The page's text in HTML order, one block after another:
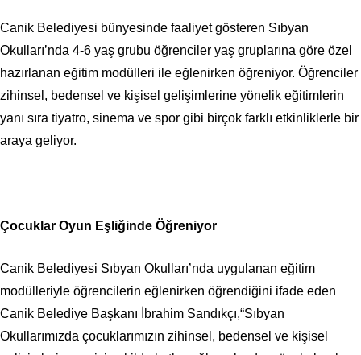
Canik Belediyesi bünyesinde faaliyet gösteren Sıbyan
Okulları’nda 4-6 yaş grubu öğrenciler yaş gruplarına göre özel
hazırlanan eğitim modülleri ile eğlenirken öğreniyor. Öğrenciler
zihinsel, bedensel ve kişisel gelişimlerine yönelik eğitimlerin
yanı sıra tiyatro, sinema ve spor gibi birçok farklı etkinliklerle bir
araya geliyor.
Çocuklar Oyun Eşliğinde Öğreniyor
Canik Belediyesi Sıbyan Okulları’nda uygulanan eğitim
modülleriyle öğrencilerin eğlenirken öğrendiğini ifade eden
Canik Belediye Başkanı İbrahim Sandıkçı,“Sıbyan
Okullarımızda çocuklarımızın zihinsel, bedensel ve kişisel